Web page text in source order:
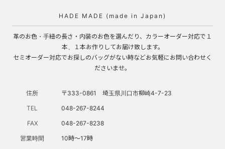
HADE MADE (made in Japan)
革のお色・手紐の長さ・内装のお色を選んだり、カラーオーダー対応で１
本、１本お作りしてお届け致します。
セミオーダー対応でお探しのバッグがない時などお気軽にお問い合わせく
ださいませ。
住所
〒333-0861 埼玉県川口市柳崎4-7-23
TEL
048-267-8244
FAX
048-267-8238
営業時間
10時～17時